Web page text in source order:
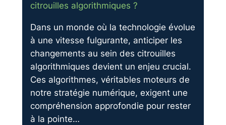
citrouilles algorithmiques ?
Dans un monde où la technologie évolue
à une vitesse fulgurante, anticiper les
changements au sein des citrouilles
algorithmiques devient un enjeu crucial.
Ces algorithmes, véritables moteurs de
notre stratégie numérique, exigent une
compréhension approfondie pour rester
à la pointe…